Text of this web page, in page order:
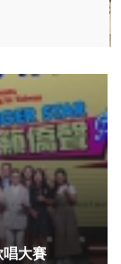
唱大賽